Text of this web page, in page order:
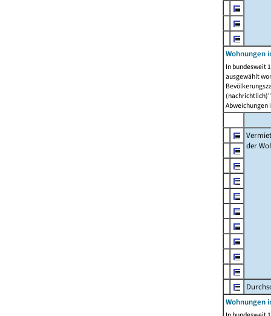
Wohnungen
In bundesweit
ausgewählt
Abweichungen
der
Wohnungen